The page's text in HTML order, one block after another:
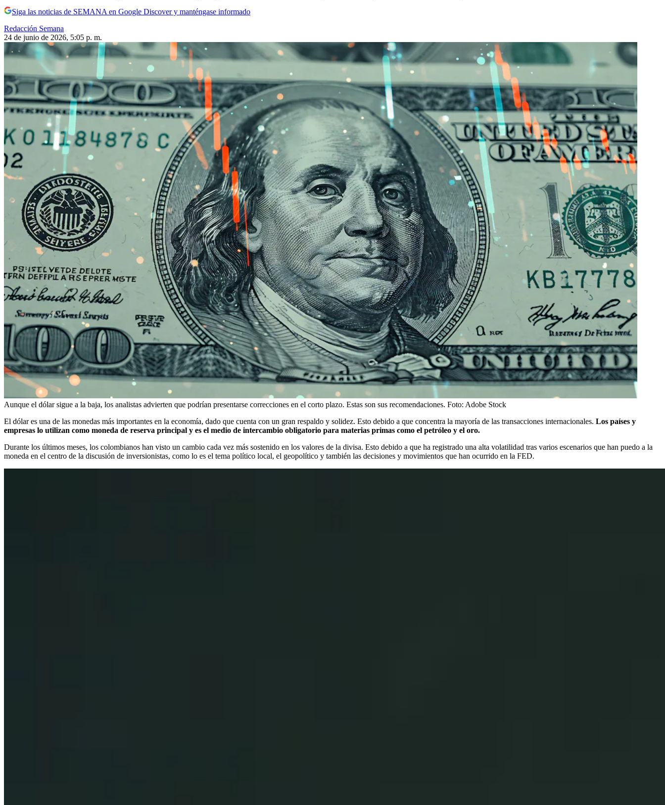
Siga las noticias de SEMANA en Google Discover y manténgase informado
Redacción Semana
24 de junio de 2026, 5:05 p. m.
Aunque el dólar sigue a la baja, los analistas advierten que podrían presentarse correcciones en el corto plazo. Estas son sus recomendaciones. Foto: Adobe Stock
El dólar es una de las monedas más importantes en la economía, dado que cuenta con un gran respaldo y solidez. Esto debido a que concentra la mayoría de las transacciones internacionales. Los países y
empresas lo utilizan como moneda de reserva principal y es el medio de intercambio obligatorio para materias primas como el petróleo y el oro.
Durante los últimos meses, los colombianos han visto un cambio cada vez más sostenido en los valores de la divisa. Esto debido a que ha registrado una alta volatilidad tras varios escenarios que han puedo a la
moneda en el centro de la discusión de inversionistas, como lo es el tema político local, el geopolítico y también las decisiones y movimientos que han ocurrido en la FED.